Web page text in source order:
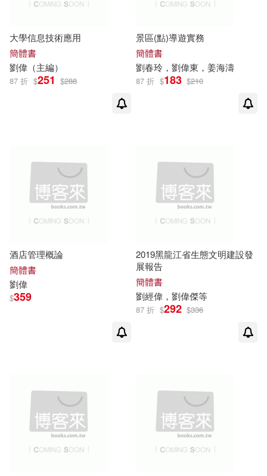
[美]諾瓦爾‧霍金斯(1)
[美]馬克‧桑布恩（Mark Sanborn）
[英]亞奇伯德‧亨利‧薩伊斯（Archiba
于海平，劉偉（主編）(1)
付華，王雨虹，劉偉玲(1)
位玲霞，張磊，劉淑偉，顏瑞，李
海霞，劉偉娟（主編）(1)
何政廣(1)
何生根 李紅梅 劉偉 盧少雲 編著(1)
重慶大學電子音像出版社有限公司
中國工人出版社(3)
中國政法大學出版社(3)
中國林業出版社(3)
中國法制出版社(3)
中國石化出版社(3)
中國科學技術大學出版社(3)
人民出版社(3) 作家出版社(3)
冶金工業出版社(3)
大學信息技術應用
簡體書
劉偉 （主編）
87 折 $251 $288
景區(點)導遊實務
簡體書
劉春玲， 劉偉東，姜海濤
87 折 $183 $210
酒店管理概論
簡體書
劉偉
$359
2019黑龍江省生態文明建設發
展報告
簡體書
劉經偉 ， 劉偉傑等
87 折 $292 $336